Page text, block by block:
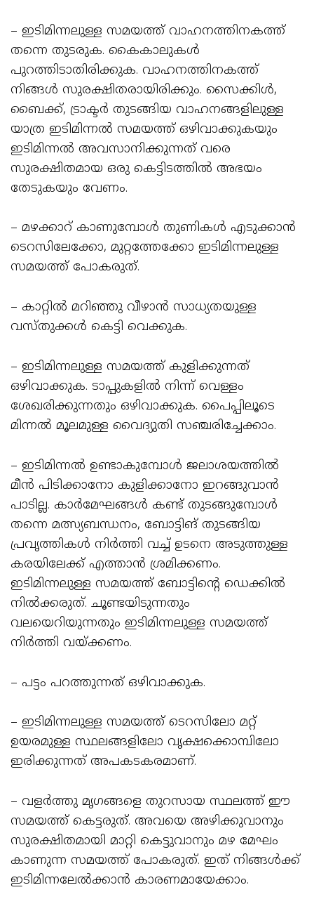
– ഇടിമിന്നലുള്ള സമയത്ത് വാഹനത്തിനകത്ത്
തന്നെ തുടരുക. കൈകാലുകൾ
പുറത്തിടാതിരിക്കുക. വാഹനത്തിനകത്ത്
നിങ്ങൾ സുരക്ഷിതരായിരിക്കും. സൈക്കിൾ,
ബൈക്ക്, ട്രാക്ടർ തുടങ്ങിയ വാഹനങ്ങളിലുള്ള
യാത്ര ഇടിമിന്നൽ സമയത്ത് ഒഴിവാക്കുകയും
ഇടിമിന്നൽ അവസാനിക്കുന്നത് വരെ
സുരക്ഷിതമായ ഒരു കെട്ടിടത്തിൽ അഭയം
തേടുകയും വേണം.
– മഴക്കാറ് കാണുമ്പോൾ തുണികൾ എടുക്കാൻ
ടെറസിലേക്കോ, മുറ്റത്തേക്കോ ഇടിമിന്നലുള്ള
സമയത്ത് പോകരുത്.
– കാറ്റിൽ മറിഞ്ഞു വീഴാൻ സാധ്യതയുള്ള
വസ്തുക്കൾ കെട്ടി വെക്കുക.
– ഇടിമിന്നലുള്ള സമയത്ത് കുളിക്കുന്നത്‌
ഒഴിവാക്കുക. ടാപ്പുകളിൽ നിന്ന് വെള്ളം
ശേഖരിക്കുന്നതും ഒഴിവാക്കുക. പൈപ്പിലൂടെ
മിന്നൽ മൂലമുള്ള വൈദ്യുതി സഞ്ചരിച്ചേക്കാം.
– ഇടിമിന്നൽ ഉണ്ടാകുമ്പോൾ ജലാശയത്തിൽ
മീൻ പിടിക്കാനോ കുളിക്കാനോ ഇറങ്ങുവാൻ
പാടില്ല. കാർമേഘങ്ങൾ കണ്ട് തുടങ്ങുമ്പോൾ
തന്നെ മത്സ്യബന്ധനം, ബോട്ടിങ് തുടങ്ങിയ
പ്രവൃത്തികൾ നിർത്തി വച്ച് ഉടനെ അടുത്തുള്ള
കരയിലേക്ക് എത്താൻ ശ്രമിക്കണം.
ഇടിമിന്നലുള്ള സമയത്ത് ബോട്ടിന്റെ ഡെക്കിൽ
നിൽക്കരുത്. ചൂണ്ടയിടുന്നതും
വലയെറിയുന്നതും ഇടിമിന്നലുള്ള സമയത്ത്
നിർത്തി വയ്ക്കണം.
– പട്ടം പറത്തുന്നത് ഒഴിവാക്കുക.
– ഇടിമിന്നലുള്ള സമയത്ത്‌ ടെറസിലോ മറ്റ്‌
ഉയരമുള്ള സ്ഥലങ്ങളിലോ വൃക്ഷക്കൊമ്പിലോ
ഇരിക്കുന്നത്‌ അപകടകരമാണ്‌.
– വളർത്തു മൃഗങ്ങളെ തുറസായ സ്ഥലത്ത് ഈ
സമയത്ത് കെട്ടരുത്. അവയെ അഴിക്കുവാനും
സുരക്ഷിതമായി മാറ്റി കെട്ടുവാനും മഴ മേഘം
കാണുന്ന സമയത്ത് പോകരുത്. ഇത് നിങ്ങൾക്ക്
ഇടിമിന്നലേൽക്കാൻ കാരണമായേക്കാം.